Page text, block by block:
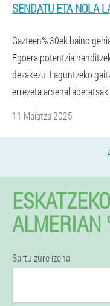
SENDATU ETA NOLA
Gazteen% 30ek baino
Egoera potentzia
dezakezu. Laguntzeko
errezeta arsenal
11 Maiatza 2025
ALMERIAN
Sartu zure izena